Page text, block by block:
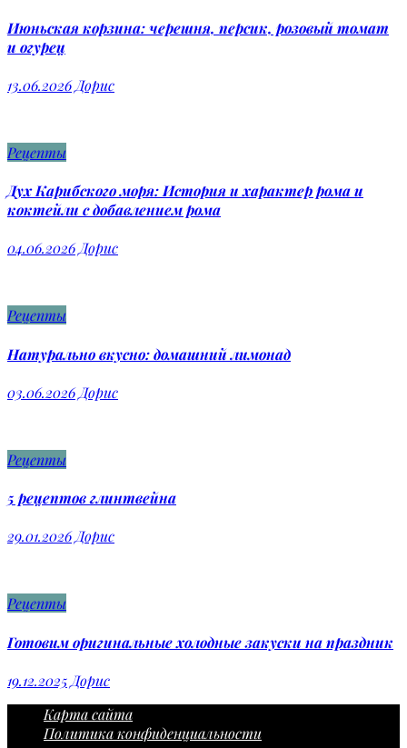
Июньская корзина: черешня, персик, розовый томат
и огурец
13.06.2026 Дорис
Рецепты
Дух Карибского моря: История и характер рома и
коктейли с добавлением рома
04.06.2026Дорис
Рецепты
Натурально вкусно: домашний лимонад
03.06.2026 Дорис
Рецепты
5 рецептов глинтвейна
29.01.2026Дорис
Рецепты
Готовим оригинальные холодные закуски на праздник
19.12.2025 Дорис
Карта сайта
Политика конфиденциальности